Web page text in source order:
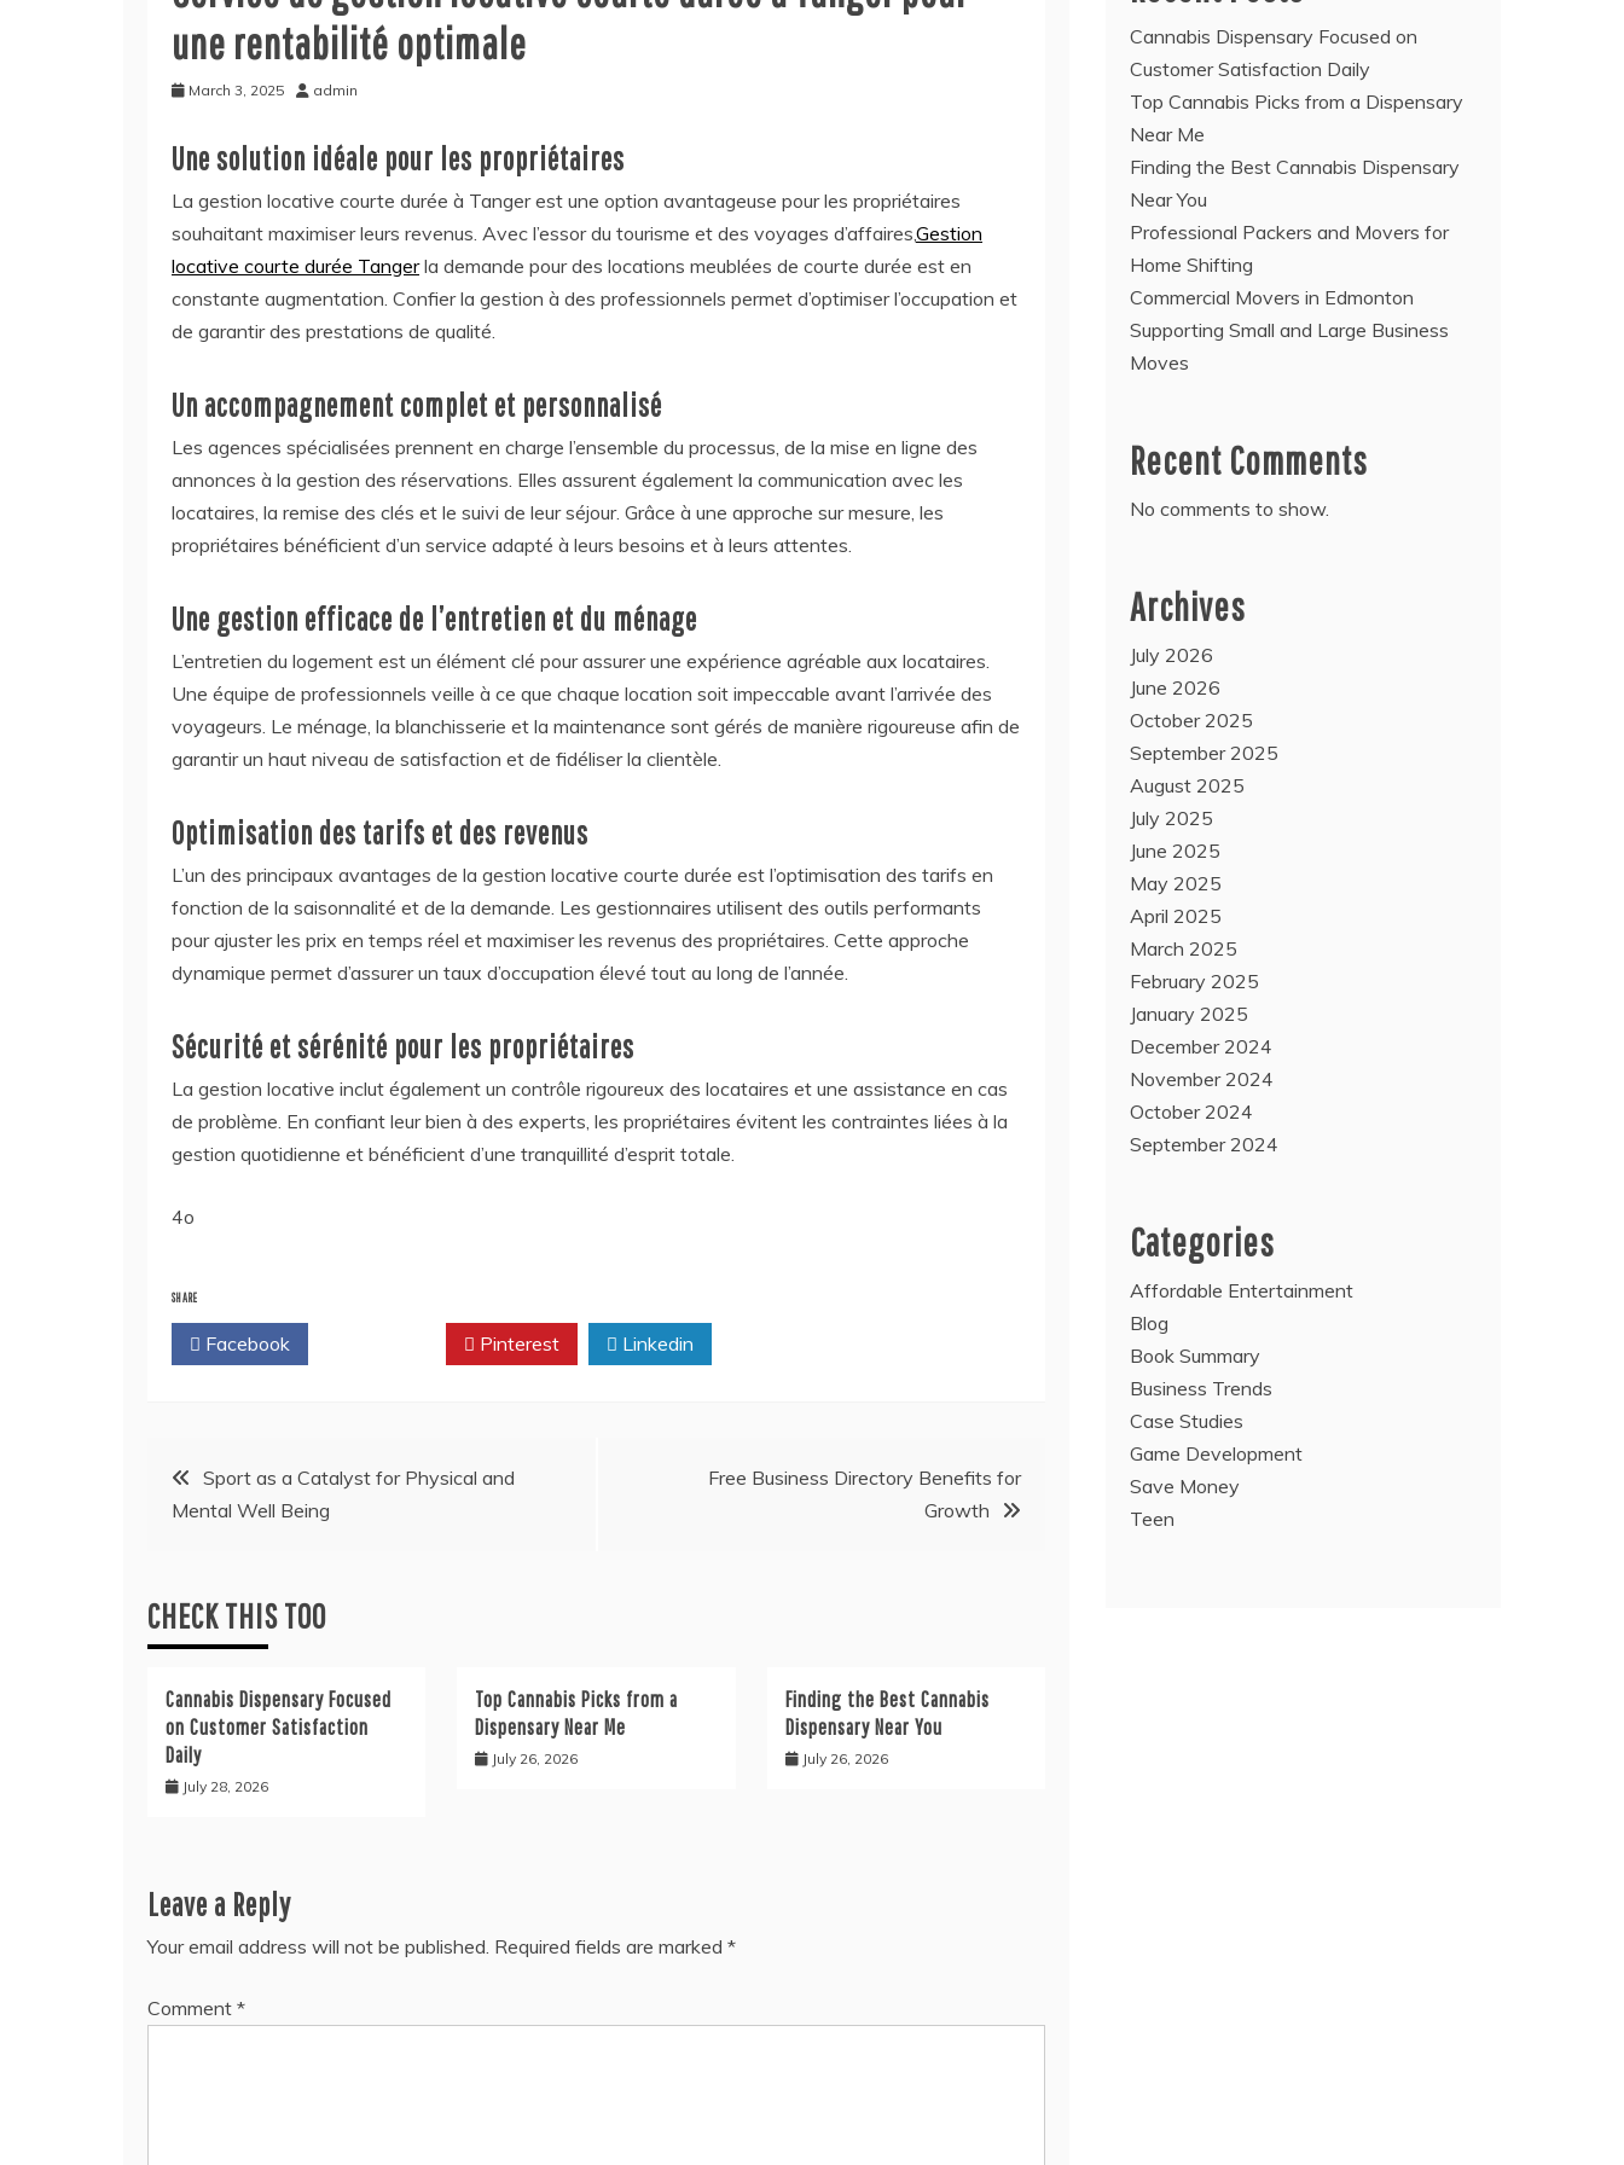
une rentabilité optimale
March 3, 2025 admin
Une solution idéale pour les propriétaires
La gestion locative courte durée à Tanger est une option avantageuse pour les propriétaires
souhaitant maximiser leurs revenus. Avec l’essor du tourisme et des voyages d’affaires,Gestion
locative courte durée Tangerla demande pour des locations meublées de courte durée est en
constante augmentation. Confier la gestion à des professionnels permet d’optimiser l’occupation et
de garantir des prestations de qualité.
Un accompagnement complet et personnalisé
Les agences spécialisées prennent en charge l’ensemble du processus, de la mise en ligne des
annonces à la gestion des réservations. Elles assurent également la communication avec les
locataires, la remise des clés et le suivi de leur séjour. Grâce à une approche sur mesure, les
propriétaires bénéficient d’un service adapté à leurs besoins et à leurs attentes.
Une gestion efficace de l’entretien et du ménage
L’entretien du logement est un élément clé pour assurer une expérience agréable aux locataires.
Une équipe de professionnels veille à ce que chaque location soit impeccable avant l’arrivée des
voyageurs. Le ménage, la blanchisserie et la maintenance sont gérés de manière rigoureuse afin de
garantir un haut niveau de satisfaction et de fidéliser la clientèle.
Optimisation des tarifs et des revenus
L’un des principaux avantages de la gestion locative courte durée est l’optimisation des tarifs en
fonction de la saisonnalité et de la demande. Les gestionnaires utilisent des outils performants
pour ajuster les prix en temps réel et maximiser les revenus des propriétaires. Cette approche
dynamique permet d’assurer un taux d’occupation élevé tout au long de l’année.
Sécurité et sérénité pour les propriétaires
La gestion locative inclut également un contrôle rigoureux des locataires et une assistance en cas
de problème. En confiant leur bien à des experts, les propriétaires évitent les contraintes liées à la
gestion quotidienne et bénéficient d’une tranquillité d’esprit totale.
4o
SHARE
Facebook Pinterest Linkedin
PostSport as a Catalyst for Physical and
Mental Well Being
Free Business Directory Benefits for
Growth
CHECK THIS TOO
Cannabis Dispensary Focused
on Customer Satisfaction
Daily
July 28, 2026
Top Cannabis Picks from a
Dispensary Near Me
July 26, 2026
Finding the Best Cannabis
Dispensary Near You
July 26, 2026
Leave a Reply
Your email address will not be published. Required fields are marked *
Comment *
Cannabis Dispensary Focused on
Customer Satisfaction Daily
Top Cannabis Picks from a Dispensary
Near Me
Finding the Best Cannabis Dispensary
Near You
Professional Packers and Movers for
Home Shifting
Commercial Movers in Edmonton
Supporting Small and Large Business
Moves
Recent Comments
No comments to show.
Archives
July 2026
June 2026
October 2025
September 2025
August 2025
July 2025
June 2025
May 2025
April 2025
March 2025
February 2025
January 2025
December 2024
November 2024
October 2024
September 2024
Categories
Affordable Entertainment
Blog
Book Summary
Business Trends
Case Studies
Game Development
Save Money
Teen